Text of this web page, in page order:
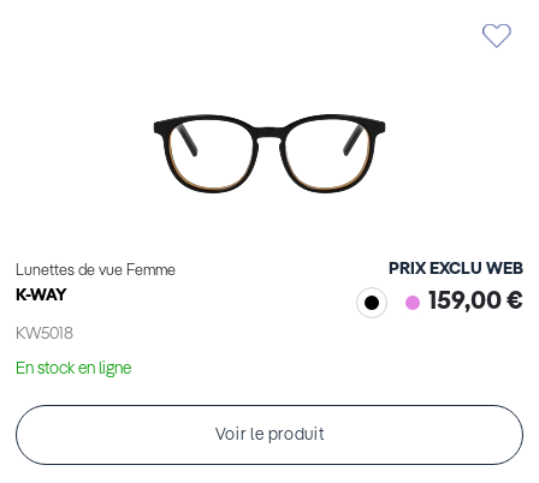
Lunettes de vue Femme
K-WAY
KW5018
PRIX EXCLU WEB
159,00 €
En stock en ligne
Voir le produit